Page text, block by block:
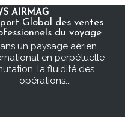
AIRMAG
Global des ventes
du voyage
un paysage aérien
en perpétuelle
la fluidité des
opérations...